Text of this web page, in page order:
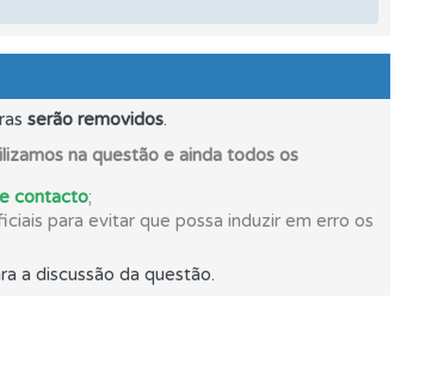
serão removidos.
na questão e ainda todos os
contacto;
para evitar que possa induzir em erro os
a discussão da questão.